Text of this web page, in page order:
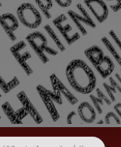
– Colônia Santo